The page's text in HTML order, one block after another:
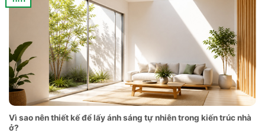
Vì sao nên thiết kế để lấy ánh sáng tự nhiên trong kiến trúc nhà
ở?